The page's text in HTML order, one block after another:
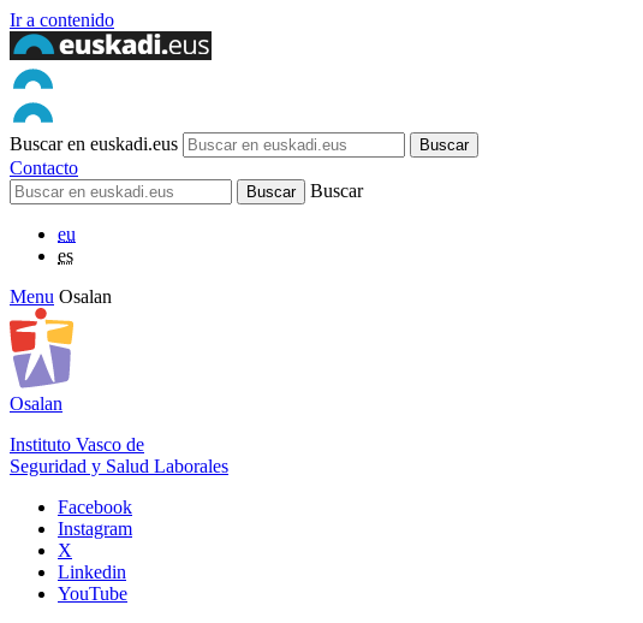
Ir a contenido
Buscar en euskadi.eus
Contacto
Buscar
eu
es
Menu Osalan
Osalan
Instituto Vasco de
Seguridad y Salud Laborales
Facebook
Instagram
X
Linkedin
YouTube